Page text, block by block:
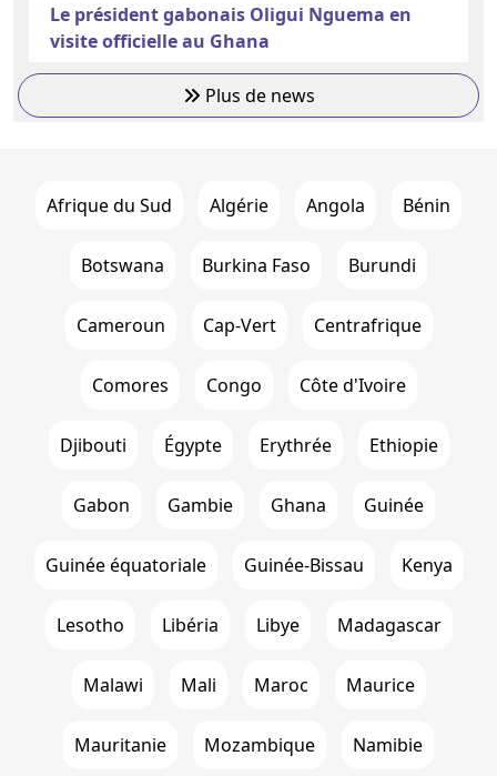
Le président gabonais Oligui Nguema en
visite officielle au Ghana
Plus de news
Afrique du Sud Algérie Angola Bénin
Botswana Burkina Faso Burundi
Cameroun Cap-Vert Centrafrique
Comores Congo Côte d'Ivoire
Djibouti Égypte Erythrée Ethiopie
Gabon Gambie Ghana Guinée
Guinée équatoriale Guinée-Bissau Kenya
Lesotho Libéria Libye Madagascar
Malawi Mali Maroc Maurice
Mauritanie Mozambique Namibie